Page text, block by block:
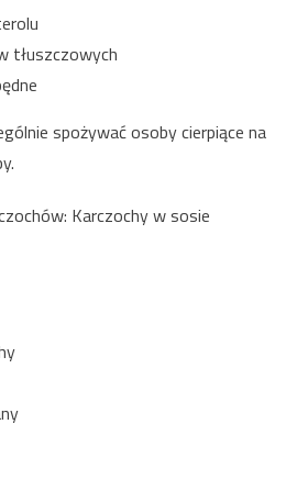
tłuszczowych
spożywać osoby cierpiące na
Karczochy w sosie